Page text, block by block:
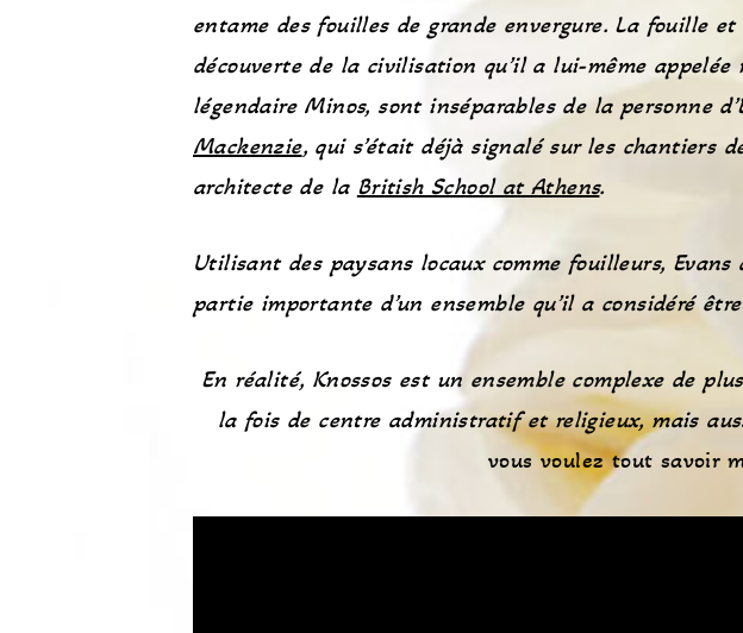
entame des fouilles de grande envergure. La fouille
découverte de la civilisation qu’il a lui-même
légendaire Minos, sont inséparables de la personne
Mackenzie, qui s’était déjà signalé sur les chantiers
architecte de la British School at Athens.
Utilisant des paysans locaux comme fouilleurs,
partie importante d’un ensemble qu’il a considéré
En réalité, Knossos est un ensemble complexe de
la fois de centre administratif et religieux, mais
vous voulez tout savoir